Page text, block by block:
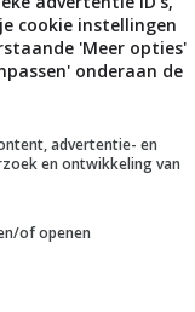
cookie instellingen
'Meer opties'
onderaan de
advertentie- en
en ontwikkeling van
of openen